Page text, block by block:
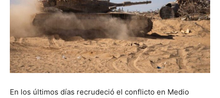
En los últimos días recrudeció el conflicto en Medio